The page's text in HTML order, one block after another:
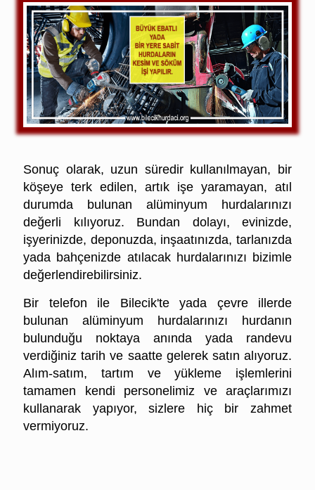
Sonuç olarak, uzun süredir kullanılmayan, bir
köşeye terk edilen, artık işe yaramayan, atıl
durumda bulunan alüminyum hurdalarınızı
değerli kılıyoruz. Bundan dolayı, evinizde,
işyerinizde, deponuzda, inşaatınızda, tarlanızda
yada bahçenizde atılacak hurdalarınızı bizimle
değerlendirebilirsiniz.
Bir telefon ile Bilecik'te yada çevre illerde
bulunan alüminyum hurdalarınızı hurdanın
bulunduğu noktaya anında yada randevu
verdiğiniz tarih ve saatte gelerek satın alıyoruz.
Alım-satım, tartım ve yükleme işlemlerini
tamamen kendi personelimiz ve araçlarımızı
kullanarak yapıyor, sizlere hiç bir zahmet
vermiyoruz.